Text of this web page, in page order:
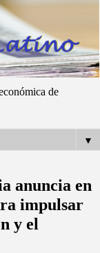
de
▼
anuncia en
impulsar
y el